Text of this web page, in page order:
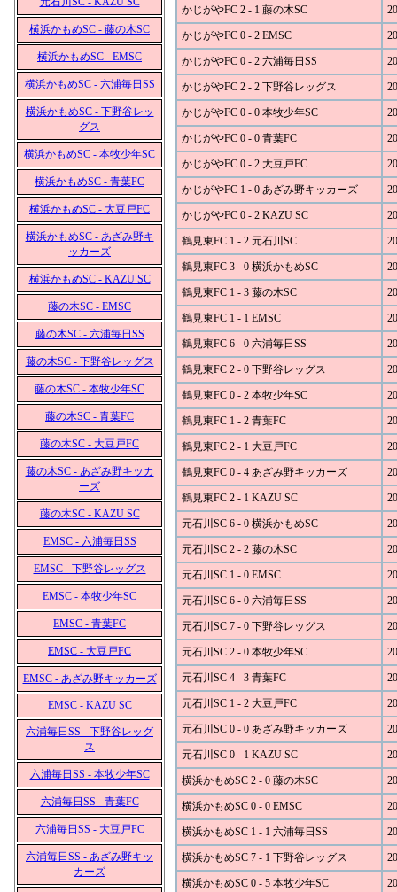
横浜かもめSC - 藤の木SC
横浜かもめSC - EMSC
横浜かもめSC - 六浦毎日SS
横浜かもめSC - 下野谷レッ
グス
横浜かもめSC - 本牧少年SC
横浜かもめSC - 青葉FC
横浜かもめSC - 大豆戸FC
横浜かもめSC - あざみ野キ
ッカーズ
横浜かもめSC - KAZU SC
藤の木SC - EMSC
藤の木SC - 六浦毎日SS
藤の木SC - 下野谷レッグス
藤の木SC - 本牧少年SC
藤の木SC - 青葉FC
藤の木SC - 大豆戸FC
藤の木SC - あざみ野キッカ
ーズ
藤の木SC - KAZU SC
EMSC - 六浦毎日SS
EMSC - 下野谷レッグス
EMSC - 本牧少年SC
EMSC - 青葉FC
EMSC - 大豆戸FC
EMSC - あざみ野キッカーズ
EMSC - KAZU SC
六浦毎日SS - 下野谷レッグ
ス
六浦毎日SS - 本牧少年SC
六浦毎日SS - 青葉FC
六浦毎日SS - 大豆戸FC
六浦毎日SS - あざみ野キッ
カーズ
かじがやFC 2 - 1 藤の木SC
かじがやFC 0 - 2 EMSC
かじがやFC 0 - 2 六浦毎日SS
かじがやFC 2 - 2 下野谷レッグス
かじがやFC 0 - 0 本牧少年SC
かじがやFC 0 - 0 青葉FC
かじがやFC 0 - 2 大豆戸FC
かじがやFC 1 - 0 あざみ野キッカーズ
かじがやFC 0 - 2 KAZU SC
鶴見東FC 1 - 2 元石川SC
鶴見東FC 3 - 0 横浜かもめSC
鶴見東FC 1 - 3 藤の木SC
鶴見東FC 1 - 1 EMSC
鶴見東FC 6 - 0 六浦毎日SS
鶴見東FC 2 - 0 下野谷レッグス
鶴見東FC 0 - 2 本牧少年SC
鶴見東FC 1 - 2 青葉FC
鶴見東FC 2 - 1 大豆戸FC
鶴見東FC 0 - 4 あざみ野キッカーズ
鶴見東FC 2 - 1 KAZU SC
元石川SC 6 - 0 横浜かもめSC
元石川SC 2 - 2 藤の木SC
元石川SC 1 - 0 EMSC
元石川SC 6 - 0 六浦毎日SS
元石川SC 7 - 0 下野谷レッグス
元石川SC 2 - 0 本牧少年SC
元石川SC 4 - 3 青葉FC
元石川SC 1 - 2 大豆戸FC
元石川SC 0 - 0 あざみ野キッカーズ
元石川SC 0 - 1 KAZU SC
横浜かもめSC 2 - 0 藤の木SC
横浜かもめSC 0 - 0 EMSC
横浜かもめSC 1 - 1 六浦毎日SS
横浜かもめSC 7 - 1 下野谷レッグス
横浜かもめSC 0 - 5 本牧少年SC